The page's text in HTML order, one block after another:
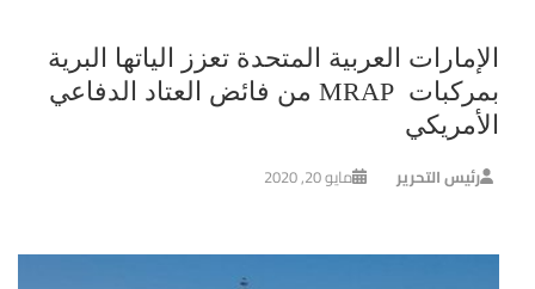
الإمارات العربية المتحدة تعزز الياتها البرية
بمركبات MRAP من فائض العتاد الدفاعي
الأمريكي
رئيس التحرير مايو 20, 2020